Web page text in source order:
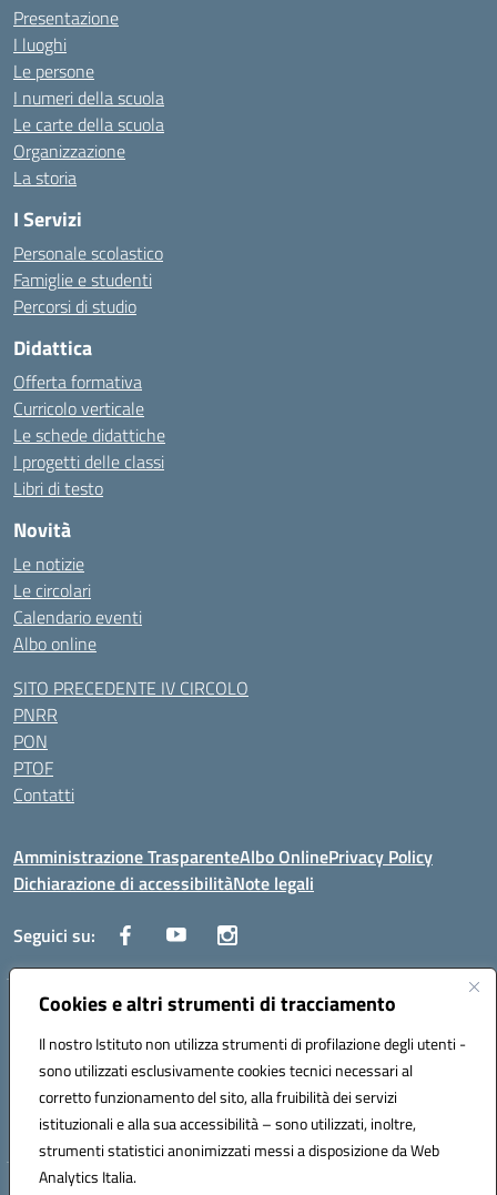
Cookies e altri strumenti di tracciamento
Il nostro Istituto non utilizza strumenti di profilazione degli utenti -
sono utilizzati esclusivamente cookies tecnici necessari al
corretto funzionamento del sito, alla fruibilità dei servizi
istituzionali e alla sua accessibilità – sono utilizzati, inoltre,
strumenti statistici anonimizzati messi a disposizione da Web
Analytics Italia.
Presentazione
I luoghi
Le persone
I numeri della scuola
Le carte della scuola
Organizzazione
La storia
I Servizi
Personale scolastico
Famiglie e studenti
Percorsi di studio
Didattica
Offerta formativa
Curricolo verticale
Le schede didattiche
I progetti delle classi
Libri di testo
Novità
Le notizie
Le circolari
Calendario eventi
Albo online
SITO PRECEDENTE IV CIRCOLO
PNRR
PON
PTOF
Contatti
Amministrazione TrasparenteAlbo OnlinePrivacy Policy
Dichiarazione di accessibilitàNote legali
Seguici su:
Traversa Fondo d'Orto n.19B - Cap 80053 - Castellammare di Stabia
(NA) - Tel. 0818701043 - Mail: naic847006@istruzione.it - PEC:
Codice meccanografico: NAIC847006 - Codice iPA: istsc_naic847006 -
C.F. 82009060631 - Codice univoco fatturazione elettronica (CUF):
UFUAUC